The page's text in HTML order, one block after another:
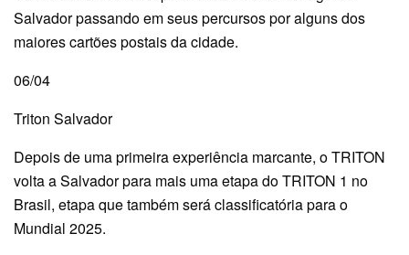
Salvador passando em seus percursos por alguns dos
maiores cartões postais da cidade.
06/04
Triton Salvador
Depois de uma primeira experiência marcante, o TRITON
volta a Salvador para mais uma etapa do TRITON 1 no
Brasil, etapa que também será classificatória para o
Mundial 2025.